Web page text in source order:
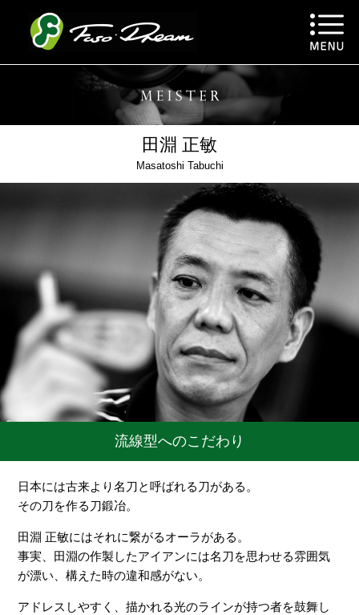
FUSO DREAM MENU
MEISTER
田淵 正敏
Masatoshi Tabuchi
流線型へのこだわり
日本には古来より名刀と呼ばれる刀がある。
その刀を作る刀鍛冶。
田淵 正敏にはそれに繋がるオーラがある。
事実、田淵の作製したアイアンには名刀を思わせる雰囲気
が漂い、構えた時の違和感がない。
アドレスしやすく、描かれる光のラインが持つ者を鼓舞し